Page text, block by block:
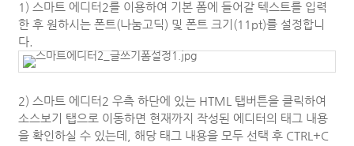
1) 스마트 에디터2를 이용하여 기본 폼에 들어갈 텍스트를 입력
한 후 원하시는 폰트(나눔고딕) 및 폰트 크기(11pt)를 설정합니
다.
2) 스마트 에디터2 우측 하단에 있는 HTML 탭버튼을 클릭하여
소스보기 탭으로 이동하면 현재까지 작성된 에디터의 태그 내용
을 확인하실 수 있는데, 해당 태그 내용을 모두 선택 후 CTRL+C